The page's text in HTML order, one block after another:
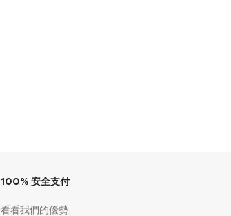
100% 安全支付
看看我們的優勢